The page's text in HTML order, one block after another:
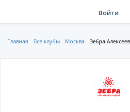
Войти
Главная Все клубы Москва Зебра